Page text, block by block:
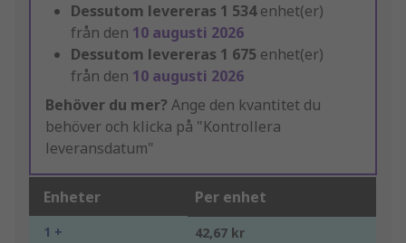
Dessutom levereras 1 534enhet(er)
från den 10 augusti 2026
Dessutom levereras 1 675 enhet(er)
från den 10 augusti 2026
Behöver du mer? Ange den kvantitet du
behöver och klicka på "Kontrollera
leveransdatum"
Enheter Per enhet
1 + 42,67 kr